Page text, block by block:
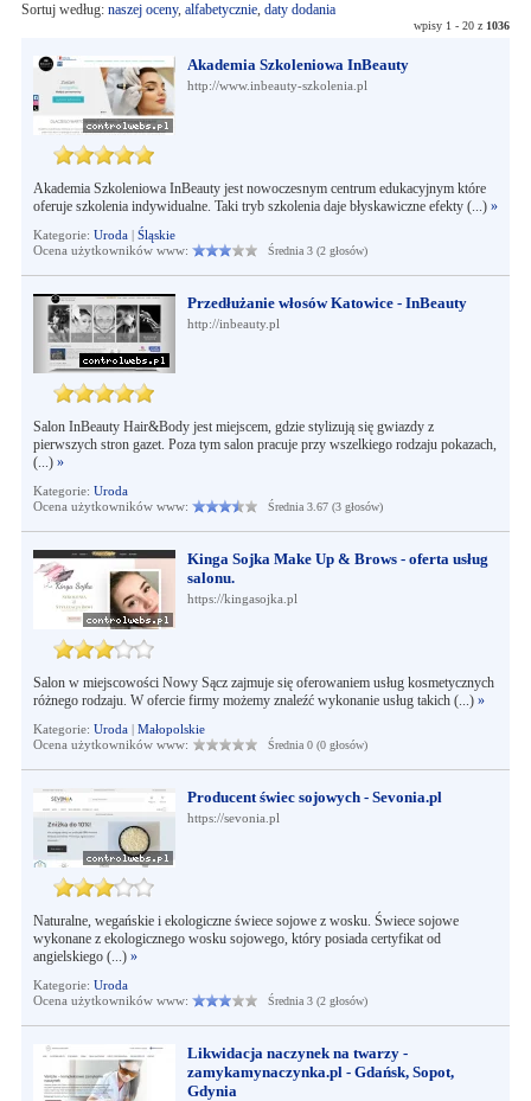
Sortuj według: naszej oceny, alfabetycznie, daty dodania
wpisy 1 - 20 z 1036
Akademia Szkoleniowa InBeauty
http://www.inbeauty-szkolenia.pl
Akademia Szkoleniowa InBeauty jest nowoczesnym centrum edukacyjnym które
oferuje szkolenia indywidualne. Taki tryb szkolenia daje błyskawiczne efekty (...) »
Kategorie: Uroda| Śląskie
Ocena użytkowników www:
Średnia 3 (2 głosów)
Przedłużanie włosów Katowice - InBeauty
http://inbeauty.pl
Salon InBeauty Hair&Body jest miejscem, gdzie stylizują się gwiazdy z
pierwszych stron gazet. Poza tym salon pracuje przy wszelkiego rodzaju pokazach,
(...) »
Kategorie: Uroda
Ocena użytkowników www:
Średnia 3.67 (3 głosów)
Kinga Sojka Make Up & Brows - oferta usług
salonu.
https://kingasojka.pl
Salon w miejscowości Nowy Sącz zajmuje się oferowaniem usług kosmetycznych
różnego rodzaju. W ofercie firmy możemy znaleźć wykonanie usług takich (...) »
Kategorie: Uroda| Małopolskie
Ocena użytkowników www:
Średnia 0 (0 głosów)
Producent świec sojowych - Sevonia.pl
https://sevonia.pl
Naturalne, wegańskie i ekologiczne świece sojowe z wosku. Świece sojowe
wykonane z ekologicznego wosku sojowego, który posiada certyfikat od
angielskiego (...) »
Kategorie: Uroda
Ocena użytkowników www:
Średnia 3 (2 głosów)
Likwidacja naczynek na twarzy -
zamykamynaczynka.pl - Gdańsk, Sopot,
Gdynia